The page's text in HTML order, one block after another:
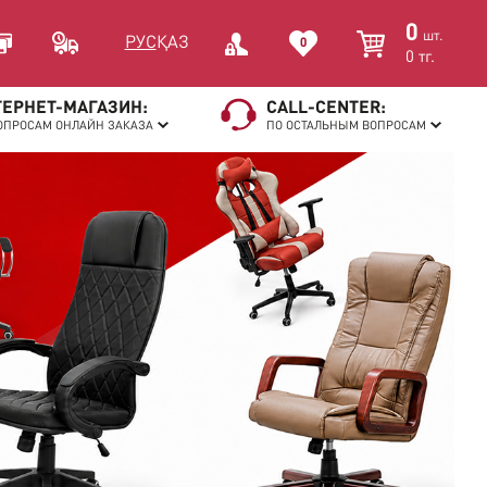
РУС ҚАЗ 0 0 шт.
0 тг.
МАГАЗИН:
ОНЛАЙН ЗАКАЗА
CALL-CENTER:
ПО ОСТАЛЬНЫМ ВОПРОСАМ